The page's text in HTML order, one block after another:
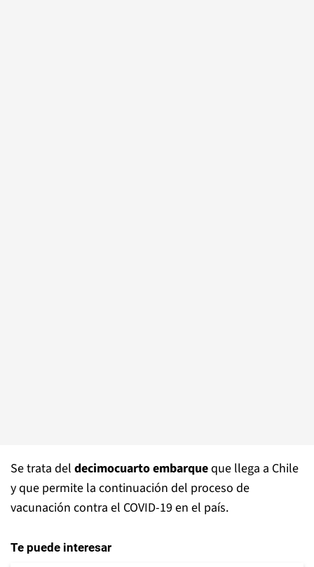
Se trata del decimocuarto embarqueque llega a Chile
y que permite la continuación del proceso de
vacunación contra el COVID-19 en el país.
Te puede interesar